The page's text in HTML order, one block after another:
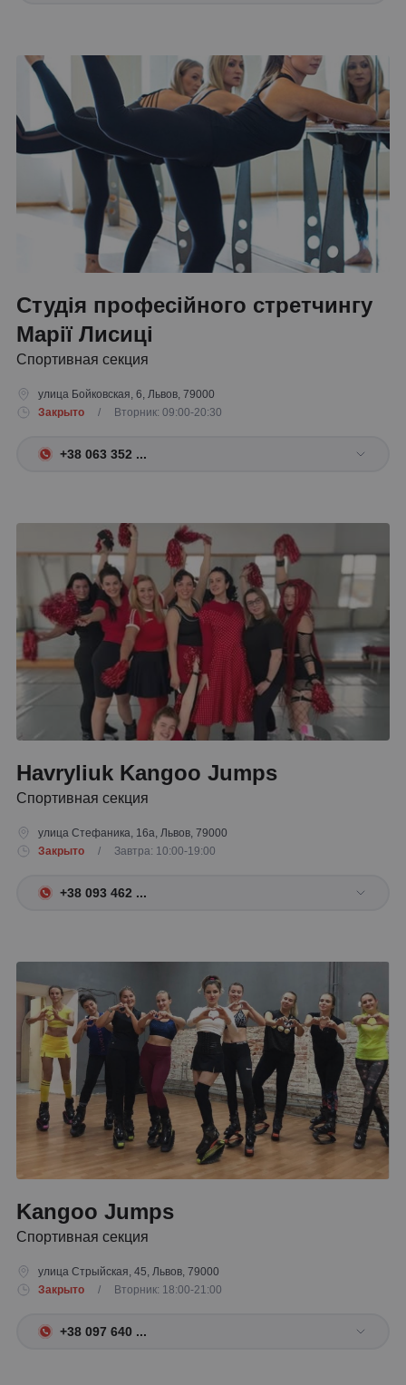
Студія професійного стретчингу
Марії Лисиці
Спортивная секция
улица Бойковская, 6, Львов, 79000
Закрыто
/ Вторник: 09:00-20:30
+38 063 352 ...
Havryliuk Kangoo Jumps
Спортивная секция
улица Стефаника, 16а, Львов, 79000
Закрыто
/ Завтра: 10:00-19:00
+38 093 462 ...
Kangoo Jumps
Спортивная секция
улица Стрыйская, 45, Львов, 79000
Закрыто
/ Вторник: 18:00-21:00
+38 097 640 ...